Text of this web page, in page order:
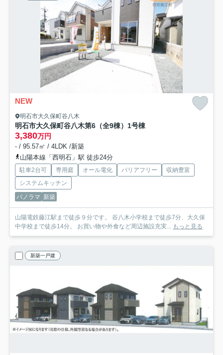
NEW
明石市大久保町谷八木
明石市大久保町谷八木第6（全9棟）1号棟
3,380万円
- / 95.57㎡ / 4LDK /新築
山陽本線「西明石」駅 徒歩24分
駐車2台可 専用庭 オール電化 バリアフリー
収納豊富
システムキッチン
パノラマ 新築
山陽電鉄藤江駅まで徒歩９分です。 谷八木小学校まで徒歩7分、大久保
中学校まで徒歩14分。 お買い物や外食など周辺施設充実... もっと見る
新築一戸建